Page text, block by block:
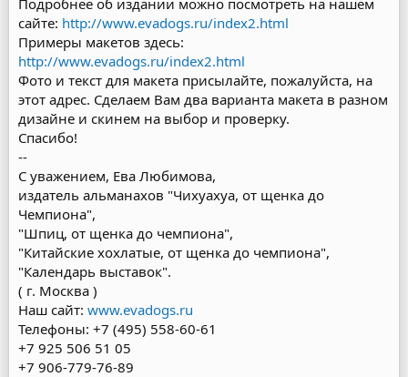
Подробнее об издании можно посмотреть на нашем
сайте: http://www.evadogs.ru/index2.html
Примеры макетов здесь:
http://www.evadogs.ru/index2.html
Фото и текст для макета присылайте, пожалуйста, на
этот адрес. Сделаем Вам два варианта макета в разном
дизайне и скинем на выбор и проверку.
Спасибо!
--
С уважением, Ева Любимова,
издатель альманахов "Чихуахуа, от щенка до
Чемпиона",
"Шпиц, от щенка до чемпиона",
"Китайские хохлатые, от щенка до чемпиона",
"Календарь выставок".
( г. Москва )
Наш сайт: www.evadogs.ru
Телефоны: +7 (495) 558-60-61
+7 925 506 51 05
+7 906-779-76-89